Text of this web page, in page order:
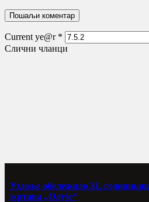
Current ye@r *
Слични чланци
Уздоље обележило 31.
жртава „Олује“